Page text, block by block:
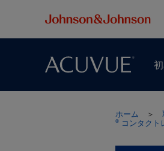
ホーム ＞
® コンタクト